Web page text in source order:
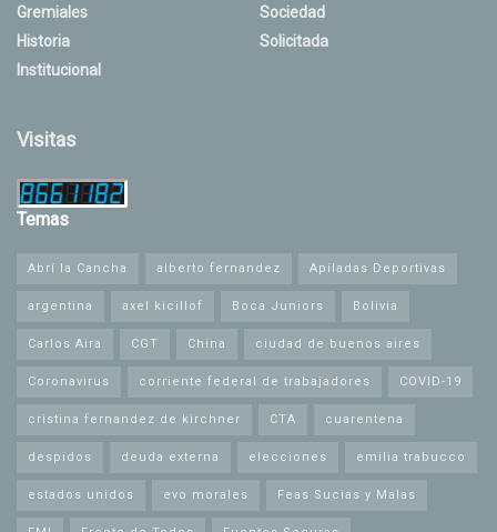
Gremiales
Historia
Institucional
Sociedad
Solicitada
Visitas
Temas
Abrí la Cancha alberto fernandez Apiladas Deportivas
argentina axel kicillof Boca Juniors Bolivia
Carlos Aira CGT China ciudad de buenos aires
Coronavirus corriente federal de trabajadores COVID-19
cristina fernandez de kirchner CTA cuarentena
despidos deuda externa elecciones emilia trabucco
estados unidos evo morales Feas Sucias y Malas